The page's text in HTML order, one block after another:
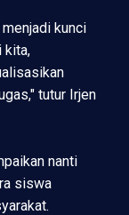
kunci
kita,
tutur Irjen
nanti
siswa